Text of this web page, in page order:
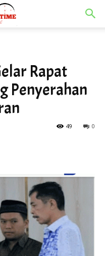
Rapat
Penyerahan
0
49